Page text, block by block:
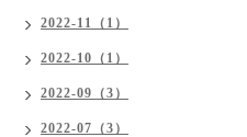
2022-11（1）
2022-10（1）
2022-09（3）
2022-07（3）